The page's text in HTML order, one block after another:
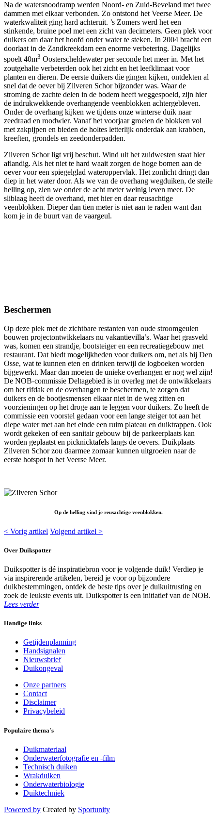
Na de watersnoodramp werden Noord- en Zuid-Beveland met twee
dammen met elkaar verbonden. Zo ontstond het Veerse Meer. De
waterkwaliteit ging hard achteruit. ’s Zomers werd het een
stinkende, bruine poel met een zicht van decimeters. Geen plek voor
duikers om daar het hoofd onder water te steken. In 2004 bracht een
doorlaat in de Zandkreekdam een enorme verbetering. Dagelijks
spoelt 40m3 Oosterscheldewater per seconde het meer in. Met het
zoutgehalte verbeterden ook het zicht en het leefklimaat voor
planten en dieren. De eerste duikers die gingen kijken, ontdekten al
snel dat de oever bij Zilveren Schor bijzonder was. Waar de
stroming de zachte delen in de bodem heeft weggespoeld, zijn hier
de indrukwekkende overhangende veenblokken achtergebleven.
Onder de overhang kijken we tijdens onze winterse duik naar
zeedraad en roodwier. Vanaf het voorjaar groeien de blokken vol
met zakpijpen en bieden de holtes letterlijk onderdak aan krabben,
kreeften, grondels en zeedonderpadden.
Zilveren Schor ligt vrij beschut. Wind uit het zuidwesten staat hier
aflandig. Als het niet te hard waait zorgen de hoge bomen aan de
oever voor een spiegelglad wateroppervlak. Het zonlicht dringt dan
diep in het water door. Als we van de overhang wegduiken, de steile
helling op, zien we onder de acht meter weinig leven meer. De
sliblaag heeft de overhand, met hier en daar reusachtige
veenblokken. Dieper dan tien meter is niet aan te raden want dan
kom je in de buurt van de vaargeul.
Beschermen
Op deze plek met de zichtbare restanten van oude stroomgeulen
bouwen projectontwikkelaars nu vakantievilla’s. Waar het grasveld
was, komen een strandje, bootsteiger en een recreatiegebouw met
restaurant. Dat biedt mogelijkheden voor duikers om, net als bij Den
Osse, wat te kunnen eten en drinken terwijl de logboeken worden
bijgewerkt. Maar dan moeten de unieke overhangen er nog wel zijn!
De NOB-commissie Deltagebied is in overleg met de ontwikkelaars
om het rifdak en de overhangen te beschermen, te zorgen dat
duikers en de bootjesmensen elkaar niet in de weg zitten en
voorzieningen op het droge aan te leggen voor duikers. Zo heeft de
commissie een voorstel gedaan voor een lange steiger tot aan het
diepe water met aan het einde een ruim plateau en duiktrappen. Ook
wordt gekeken of een sanitair gebouw bij de parkeerplaats kan
worden geplaatst en picknicktafels langs de oevers. Duikplaats
Zilveren Schor zou daarmee zomaar kunnen uitgroeien naar de
eerste hotspot in het Veerse Meer.
Op de helling vind je reusachtige veenblokken.
< Vorig artikel Volgend artikel >
Over Duikspotter
Duikspotter is dé inspiratiebron voor je volgende duik! Verdiep je
via inspirerende artikelen, bereid je voor op bijzondere
duikbestemmingen, ontdek de beste tips over je duikuitrusting en
zoek de leukste events uit. Duikspotter is een initiatief van de NOB.
Lees verder
Handige links
Getijdenplanning
Handsignalen
Nieuwsbrief
Duikongeval
Onze partners
Contact
Disclaimer
Privacybeleid
Populaire thema's
Duikmateriaal
Onderwaterfotografie en -film
Technisch duiken
Wrakduiken
Onderwaterbiologie
Duiktechniek
Powered by Created by Sportunity